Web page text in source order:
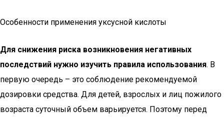
Особенности применения уксусной кислоты
Для снижения риска возникновения негативных
последствий нужно изучить правила использования. В
первую очередь – это соблюдение рекомендуемой
дозировки средства. Для детей, взрослых и лиц пожилого
возраста суточный объем варьируется. Поэтому перед